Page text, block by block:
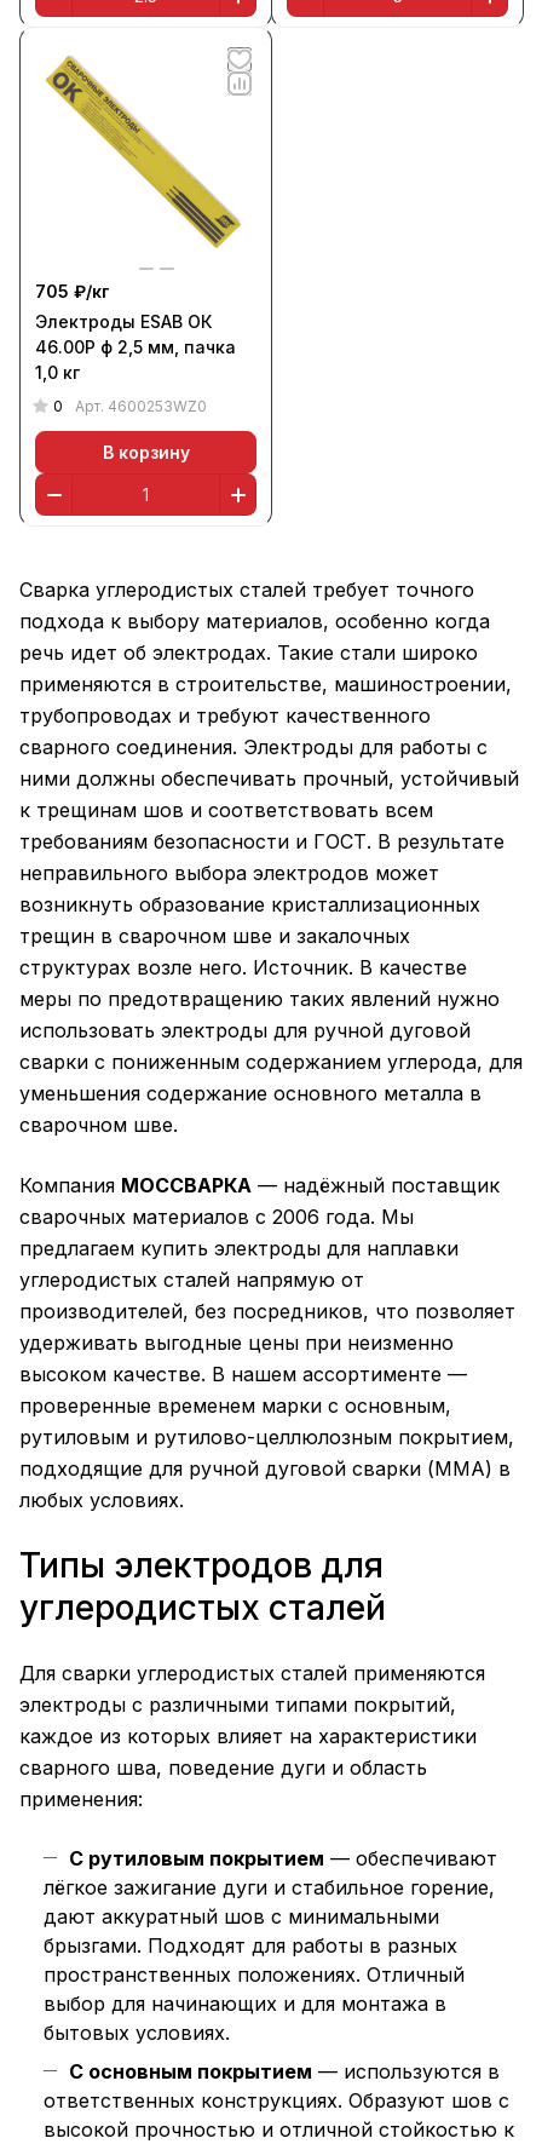
705 ₽/кг
Электроды ESAB ОК
46.00Р ф 2,5 мм, пачка
1,0 кг
0 Арт. 4600253WZ0
В корзину
Сварка углеродистых сталей требует точного
подхода к выбору материалов, особенно когда
речь идет об электродах. Такие стали широко
применяются в строительстве, машиностроении,
трубопроводах и требуют качественного
сварного соединения. Электроды для работы с
ними должны обеспечивать прочный, устойчивый
к трещинам шов и соответствовать всем
требованиям безопасности и ГОСТ. В результате
неправильного выбора электродов может
возникнуть образование кристаллизационных
трещин в сварочном шве и закалочных
структурах возле него. Источник. В качестве
меры по предотвращению таких явлений нужно
использовать электроды для ручной дуговой
сварки с пониженным содержанием углерода, для
уменьшения содержание основного металла в
сварочном шве.
Компания МОССВАРКА — надёжный поставщик
сварочных материалов с 2006 года. Мы
предлагаем купить электроды для наплавки
углеродистых сталей напрямую от
производителей, без посредников, что позволяет
удерживать выгодные цены при неизменно
высоком качестве. В нашем ассортименте —
проверенные временем марки с основным,
рутиловым и рутилово-целлюлозным покрытием,
подходящие для ручной дуговой сварки (ММА) в
любых условиях.
Типы электродов для
углеродистых сталей
Для сварки углеродистых сталей применяются
электроды с различными типами покрытий,
каждое из которых влияет на характеристики
сварного шва, поведение дуги и область
применения:
С рутиловым покрытием — обеспечивают
лёгкое зажигание дуги и стабильное горение,
дают аккуратный шов с минимальными
брызгами. Подходят для работы в разных
пространственных положениях. Отличный
выбор для начинающих и для монтажа в
бытовых условиях.
С основным покрытием — используются в
ответственных конструкциях. Образуют шов с
высокой прочностью и отличной стойкостью к